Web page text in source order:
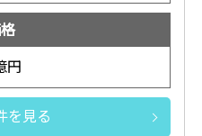
円
を見る